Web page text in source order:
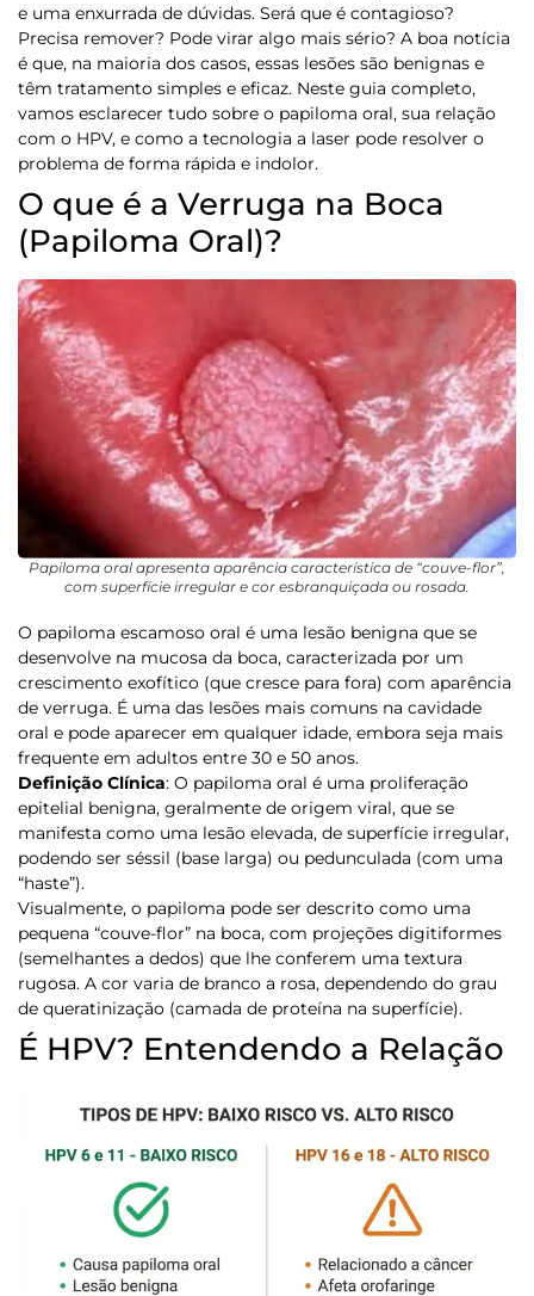
e uma enxurrada de dúvidas. Será que é contagioso?
Precisa remover? Pode virar algo mais sério? A boa notícia
é que, na maioria dos casos, essas lesões são benignas e
têm tratamento simples e eficaz. Neste guia completo,
vamos esclarecer tudo sobre o papiloma oral, sua relação
com o HPV, e como a tecnologia a laser pode resolver o
problema de forma rápida e indolor.
O que é a Verruga na Boca
(Papiloma Oral)?
Papiloma oral apresenta aparência característica de “couve-flor”,
com superfície irregular e cor esbranquiçada ou rosada.
O papiloma escamoso oral é uma lesão benigna que se
desenvolve na mucosa da boca, caracterizada por um
crescimento exofítico (que cresce para fora) com aparência
de verruga. É uma das lesões mais comuns na cavidade
oral e pode aparecer em qualquer idade, embora seja mais
frequente em adultos entre 30 e 50 anos.
Definição Clínica: O papiloma oral é uma proliferação
epitelial benigna, geralmente de origem viral, que se
manifesta como uma lesão elevada, de superfície irregular,
podendo ser séssil (base larga) ou pedunculada (com uma
“haste”).
Visualmente, o papiloma pode ser descrito como uma
pequena “couve-flor” na boca, com projeções digitiformes
(semelhantes a dedos) que lhe conferem uma textura
rugosa. A cor varia de branco a rosa, dependendo do grau
de queratinização (camada de proteína na superfície).
É HPV? Entendendo a Relação